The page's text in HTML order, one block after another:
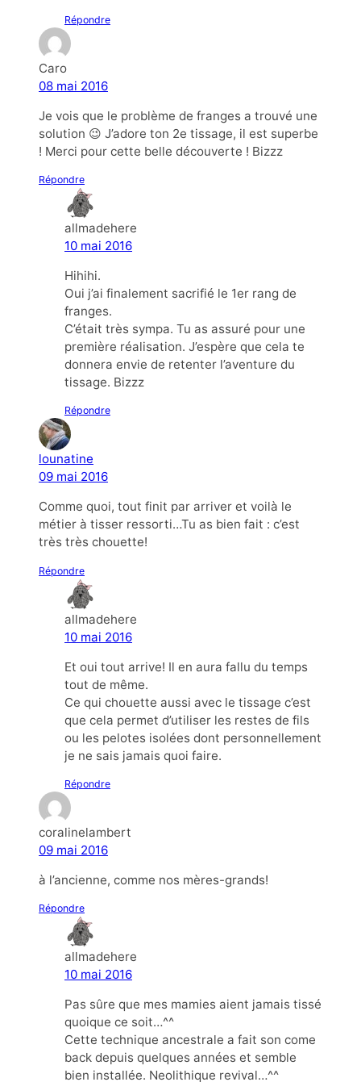
Répondre
Caro
08 mai 2016
Je vois que le problème de franges a trouvé une
solution 😉 J’adore ton 2e tissage, il est superbe
! Merci pour cette belle découverte ! Bizzz
Répondre
allmadehere
10 mai 2016
Hihihi.
Oui j’ai finalement sacrifié le 1er rang de
franges.
C’était très sympa. Tu as assuré pour une
première réalisation. J’espère que cela te
donnera envie de retenter l’aventure du
tissage. Bizzz
Répondre
lounatine
09 mai 2016
Comme quoi, tout finit par arriver et voilà le
métier à tisser ressorti…Tu as bien fait : c’est
très très chouette!
Répondre
allmadehere
10 mai 2016
Et oui tout arrive! Il en aura fallu du temps
tout de même.
Ce qui chouette aussi avec le tissage c’est
que cela permet d’utiliser les restes de fils
ou les pelotes isolées dont personnellement
je ne sais jamais quoi faire.
Répondre
coralinelambert
09 mai 2016
à l’ancienne, comme nos mères-grands!
Répondre
allmadehere
10 mai 2016
Pas sûre que mes mamies aient jamais tissé
quoique ce soit…^^
Cette technique ancestrale a fait son come
back depuis quelques années et semble
bien installée. Neolithique revival…^^